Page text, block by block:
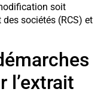
soit
sociétés (RCS) et
l’extrait